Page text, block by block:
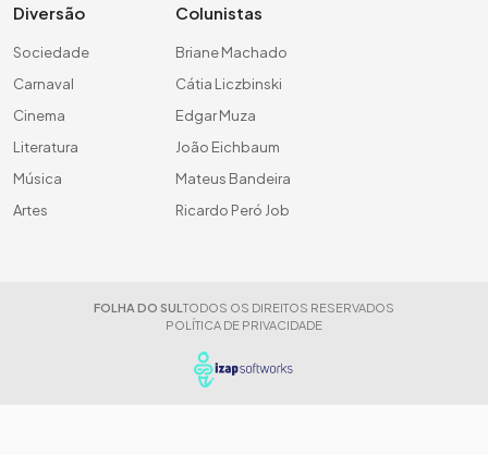
Diversão
Sociedade
Carnaval
Cinema
Literatura
Música
Artes
Colunistas
Briane Machado
Cátia Liczbinski
Edgar Muza
João Eichbaum
Mateus Bandeira
Ricardo Peró Job
FOLHA DO SUL TODOS OS DIREITOS RESERVADOS
POLÍTICA DE PRIVACIDADE